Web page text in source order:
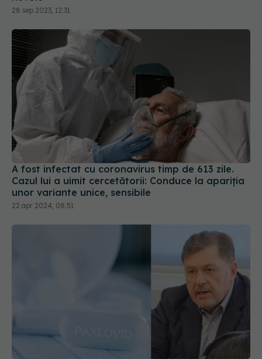
28 sep 2023, 12:31
A fost infectat cu coronavirus timp de 613 zile.
Cazul lui a uimit cercetătorii: Conduce la apariția
unor variante unice, sensibile
22 apr 2024, 08:51